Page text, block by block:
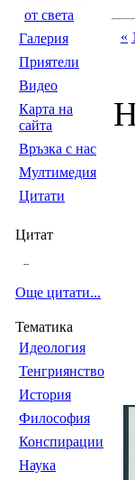
от света
Галерия
Приятели
Видео
Карта на
сайта
Връзка с нас
Мултимедия
Цитати
Цитат
--
Още цитати...
Тематика
Идеология
Тенгриянство
История
Философия
Конспирации
Наука
« 1